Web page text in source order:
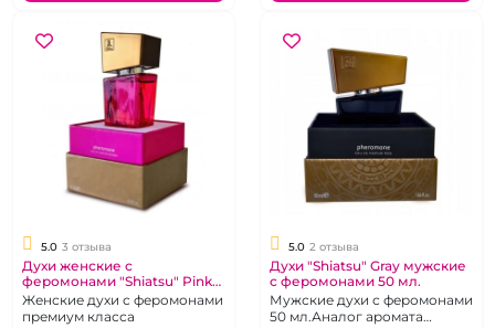
5.0 3 отзыва
Духи женские с
феромонами "Shiatsu" Pink
50 мл.
Женские духи с феромонами
премиум класса
5.0 2 отзыва
Духи "Shiatsu" Gray мужские
с феромонами 50 мл.
Мужские духи с феромонами
50 мл.Аналог аромата